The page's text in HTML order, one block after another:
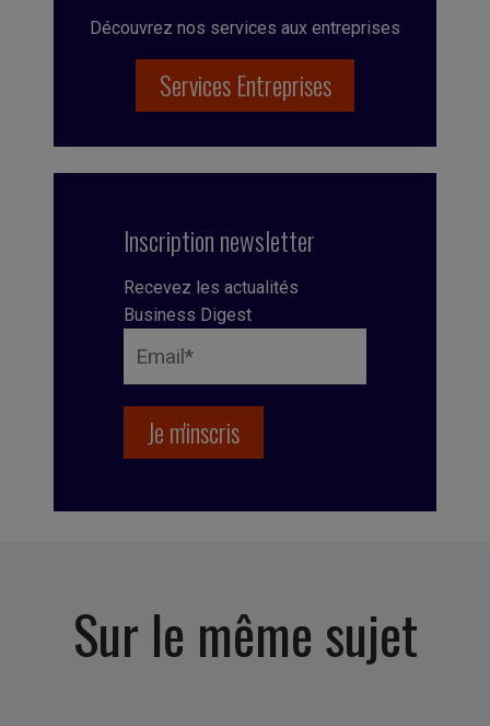
Découvrez nos services aux entreprises
Services Entreprises
Inscription newsletter
Recevez les actualités
Business Digest
Sur le même sujet